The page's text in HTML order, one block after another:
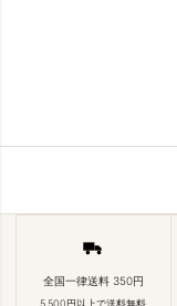
全国一律送料 350円